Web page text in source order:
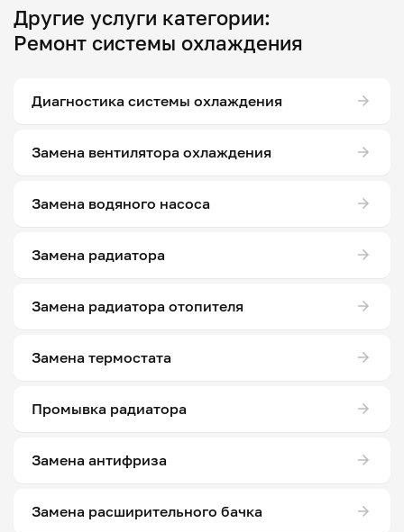
Другие услуги категории:
Ремонт системы охлаждения
Диагностика системы охлаждения
Замена вентилятора охлаждения
Замена водяного насоса
Замена радиатора
Замена радиатора отопителя
Замена термостата
Промывка радиатора
Замена антифриза
Замена расширительного бачка